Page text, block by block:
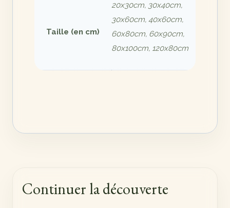
Taille (en cm)
20x30cm, 30x40cm,
30x60cm, 40x60cm,
60x80cm, 60x90cm,
80x100cm, 120x80cm
Continuer la découverte